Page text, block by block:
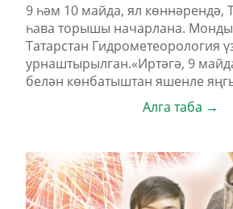
9 һәм 10 майда, ял көннәрендә,
һава торышы начарлана.
Татарстан Гидрометеорология
урнаштырылган.«Иртәгә, 9
белән көнбатыштан яшенле
Алга таба →